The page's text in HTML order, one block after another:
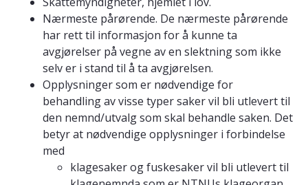
Nærmeste pårørende. De nærmeste pårørende
har rett til informasjon for å kunne ta
avgjørelser på vegne av en slektning som ikke
selv er i stand til å ta avgjørelsen.
Opplysninger som er nødvendige for
behandling av visse typer saker vil bli utlevert til
den nemnd/utvalg som skal behandle saken. Det
betyr at nødvendige opplysninger i forbindelse
med
klagesaker og fuskesaker vil bli utlevert til